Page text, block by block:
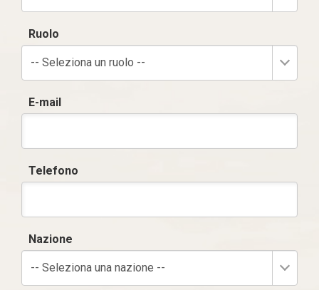
Ruolo
-- Seleziona un ruolo --
E-mail
Telefono
Nazione
-- Seleziona una nazione --